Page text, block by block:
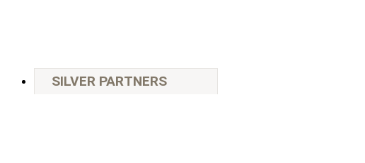
SILVER PARTNERS